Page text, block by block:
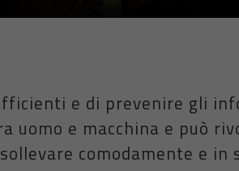
e di prevenire gli
e macchina e può
comodamente e in